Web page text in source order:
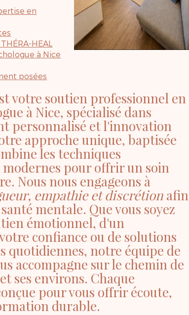
en
HEAL
à Nice
posées
votre soutien professionnel en
à Nice, spécialisé dans
personnalisé et l'innovation
approche unique, baptisée
les techniques
pour offrir un soin
Nous nous engageons à
empathie et discrétion afin
mentale. Que vous soyez
émotionnel, d'un
confiance ou de solutions
quotidiennes, notre équipe de
accompagne sur le chemin de
ses environs. Chaque
pour vous offrir écoute,
durable.